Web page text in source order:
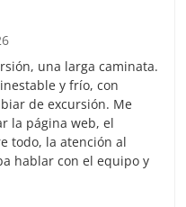
una larga caminata.
y frío, con
de excursión. Me
la página web, el
todo, la atención al
hablar con el equipo y